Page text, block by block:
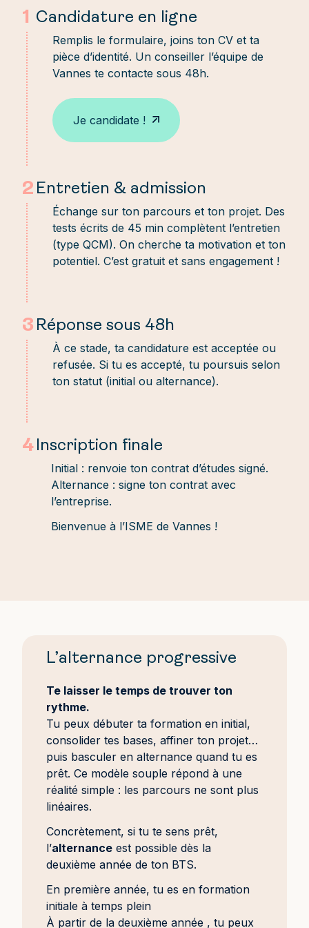
1 Candidature en ligne
Remplis le formulaire, joins ton CV et ta
pièce d’identité. Un conseiller l’équipe de
Vannes te contacte sous 48h.
Je candidate !
2 Entretien & admission
Échange sur ton parcours et ton projet. Des
tests écrits de 45 min complètent l’entretien
(type QCM). On cherche ta motivation et ton
potentiel. C’est gratuit et sans engagement !
3 Réponse sous 48h
À ce stade, ta candidature est acceptée ou
refusée. Si tu es accepté, tu poursuis selon
ton statut (initial ou alternance).
4 Inscription finale
Initial : renvoie ton contrat d’études signé.
Alternance : signe ton contrat avec
l’entreprise.
Bienvenue à l’ISME de Vannes !
L’alternance progressive
Te laisser le temps de trouver ton
rythme.
Tu peux débuter ta formation en initial,
consolider tes bases, affiner ton projet…
puis basculer en alternance quand tu es
prêt. Ce modèle souple répond à une
réalité simple : les parcours ne sont plus
linéaires.
Concrètement, si tu te sens prêt,
l’alternance est possible dès la
deuxième année de ton BTS.
En première année, tu es en formation
initiale à temps plein
À partir de la deuxième année , tu peux